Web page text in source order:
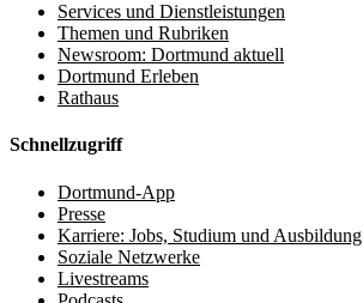
Services und Dienstleistungen
Themen und Rubriken
Newsroom: Dortmund aktuell
Dortmund Erleben
Rathaus
Schnellzugriff
Dortmund-App
Presse
Karriere: Jobs, Studium und Ausbildung
Soziale Netzwerke
Livestreams